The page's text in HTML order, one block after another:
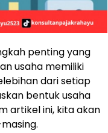
penting yang
usaha memiliki
dari setiap
bentuk usaha
artikel ini, kita akan